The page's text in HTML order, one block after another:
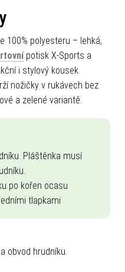
100% polyesteru – lehká,
potisk X-Sports a
i stylový kousek.
nožičky v rukávech bez
a zelené variantě.
Pláštěnka musí
po kořen ocasu
tlapkami
obvod hrudníku.